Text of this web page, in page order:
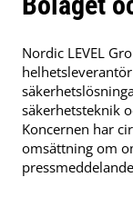
Nordic LEVEL
säkerhetsteknik
Koncernen har
omsättning om